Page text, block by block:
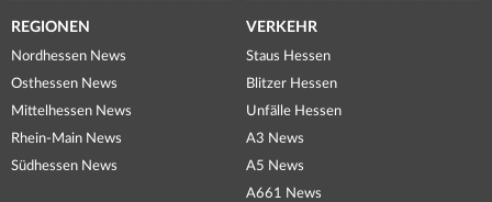
REGIONEN
Nordhessen News
Osthessen News
Mittelhessen News
Rhein-Main News
Südhessen News
VERKEHR
Staus Hessen
Blitzer Hessen
Unfälle Hessen
A3 News
A5 News
A661 News